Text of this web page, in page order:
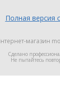
Полная версия
магазин
Сделано
Не пытайтесь